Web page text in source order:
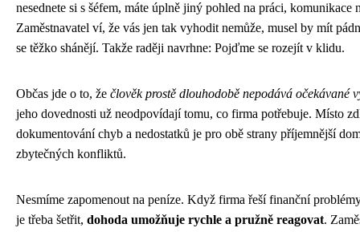
nesednete si s šéfem, máte úplně jiný pohled na práci, komunikace
Zaměstnavatel ví, že vás jen tak vyhodit nemůže, musel by mít
se těžko shánějí. Takže raději navrhne: Pojďme se rozejít v klidu.
Občas jde o to, že člověk prostě dlouhodobě nepodává očekávané
jeho dovednosti už neodpovídají tomu, co firma potřebuje. Místo
dokumentování chyb a nedostatků je pro obě strany příjemnější
zbytečných konfliktů.
Nesmíme zapomenout na peníze. Když firma řeší finanční
je třeba šetřit, dohoda umožňuje rychle a pružně reagovat.